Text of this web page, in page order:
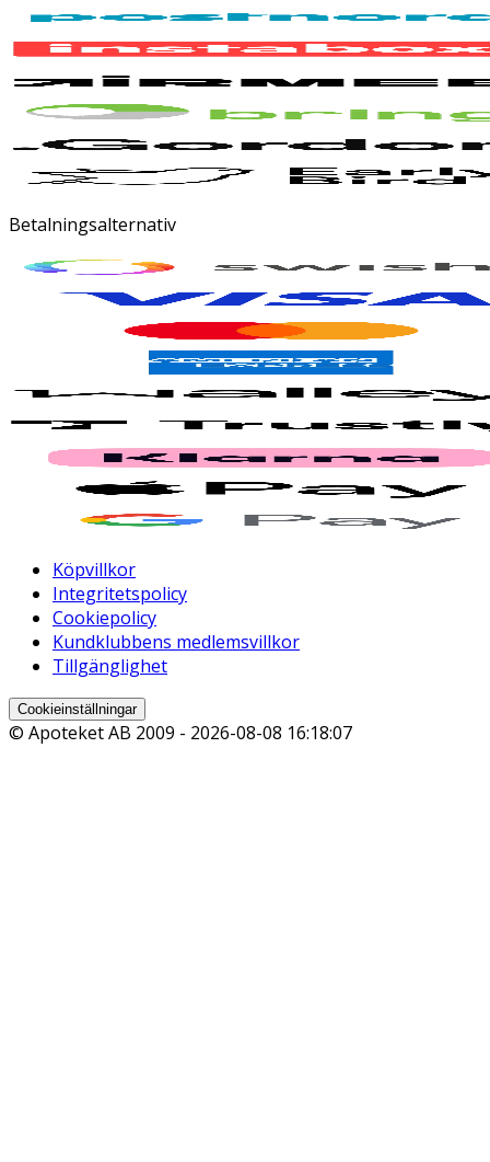
Betalningsalternativ
Köpvillkor
Integritetspolicy
Cookiepolicy
Kundklubbens medlemsvillkor
Tillgänglighet
Cookieinställningar
© Apoteket AB 2009 - 2026-08-08 16:18:07